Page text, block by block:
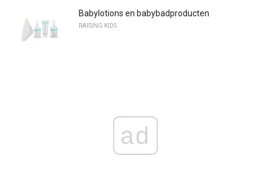
Babylotions en babybadproducten
RAISING KIDS
ad